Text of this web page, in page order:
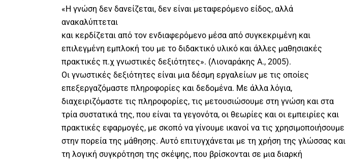
«Η γνώση δεν δανείζεται, δεν είναι μεταφερόμενο είδος, αλλά
ανακαλύπτεται
και κερδίζεται από τον ενδιαφερόμενο μέσα από συγκεκριμένη και
επιλεγμένη εμπλοκή του με το διδακτικό υλικό και άλλες μαθησιακές
πρακτικές π.χ γνωστικές δεξιότητες». (Λιοναράκης Α., 2005).
Oι γνωστικές δεξιότητες είναι μια δέσμη εργαλείων με τις οποίες
επεξεργαζόμαστε πληροφορίες και δεδομένα. Με άλλα λόγια,
διαχειριζόμαστε τις πληροφορίες, τις μετουσιώσουμε στη γνώση και στα
τρία συστατικά της, που είναι τα γεγονότα, οι θεωρίες και οι εμπειρίες και
πρακτικές εφαρμογές, με σκοπό να γίνουμε ικανοί να τις χρησιμοποιήσουμε
στην πορεία της μάθησης. Αυτό επιτυγχάνεται με τη χρήση της γλώσσας και
τη λογική συγκρότηση της σκέψης, που βρίσκονται σε μια διαρκή